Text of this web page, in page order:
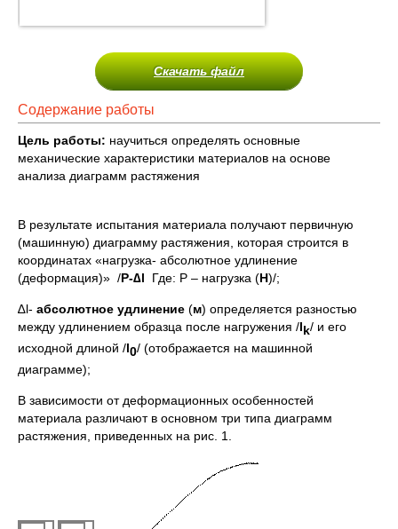
Скачать файл
Содержание работы
Цель работы: научиться определять основные
механические характеристики материалов на основе
анализа диаграмм растяжения
В результате испытания материала получают первичную
(машинную) диаграмму растяжения, которая строится в
координатах «нагрузка- абсолютное удлинение
(деформация)» /P-∆l Где: P – нагрузка (Н)/;
∆l- абсолютное удлинение (м) определяется разностью
между удлинением образца после нагружения /lk/ и его
исходной длиной /l0/ (отображается на машинной
диаграмме);
В зависимости от деформационных особенностей
материала различают в основном три типа диаграмм
растяжения, приведенных на рис. 1.